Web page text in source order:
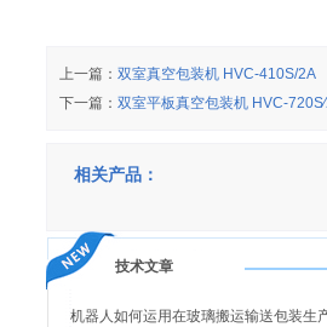
上一篇： 双室真空包装机 HVC-410S/2A
下一篇： 双室平板真空包装机 HVC-
相关产品：
技术文章
机器人如何运用在玻璃搬运输送包装生